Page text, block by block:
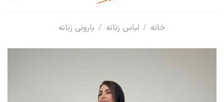
خانه / لباس زنانه / بارونی زنانه